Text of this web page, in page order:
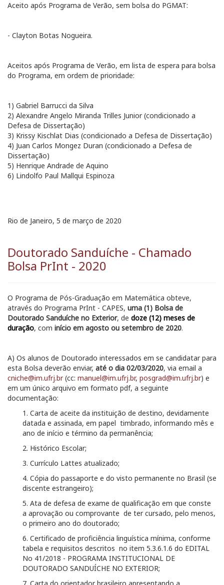
Aceito após Programa de Verão, sem bolsa do PGMAT:
- Clayton Botas Nogueira.
Aceitos após Programa de Verão, em lista de espera para bolsa
do Programa, em ordem de prioridade:
1) Gabriel Barrucci da Silva
2) Alexandre Angelo Miranda Trilles Junior (condicionado a
Defesa de Dissertação)
3) Krissy Kischlat Dias (condicionado a Defesa de Dissertação)
4) Juan Carlos Mongez Duran (condicionado a Defesa de
Dissertação)
5) Henrique Andrade de Aquino
6) Lindolfo Paul Mallqui Espinoza
Rio de Janeiro, 5 de março de 2020
Doutorado Sanduíche - Chamado
Bolsa PrInt - 2020
O Programa de Pós-Graduação em Matemática obteve,
através do Programa PrInt - CAPES, uma (1) Bolsa de
Doutorado Sanduíche no Exterior, de doze (12) meses de
duração, com início em agosto ou setembro de 2020.
A) Os alunos de Doutorado interessados em se candidatar para
esta Bolsa deverão enviar, até o dia 02/03/2020, via email a
cniche@im.ufrj.br(cc: manuel@im.ufrj.br, posgrad@im.ufrj.br) e
em um único arquivo em formato pdf, a seguinte
documentação:
1. Carta de aceite da instituição de destino, devidamente
datada e assinada, em papel timbrado, informando mês e
ano de início e término da permanência;
2. Histórico Escolar;
3. Currículo Lattes atualizado;
4. Cópia do passaporte e do visto permanente no Brasil (se
discente estrangeiro);
5. Ata de defesa de exame de qualificação em que conste
a aprovação ou comprovante de ter cursado, pelo menos,
o primeiro ano do doutorado;
6. Certificado de proficiência linguística mínima, conforme
tabela e requisitos descritos no item 5.3.6.1.6 do EDITAL
No 41/2018 - PROGRAMA INSTITUCIONAL DE
DOUTORADO SANDUÍCHE NO EXTERIOR;